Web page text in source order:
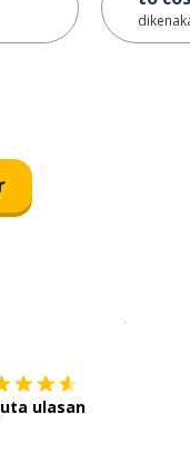
ulasan